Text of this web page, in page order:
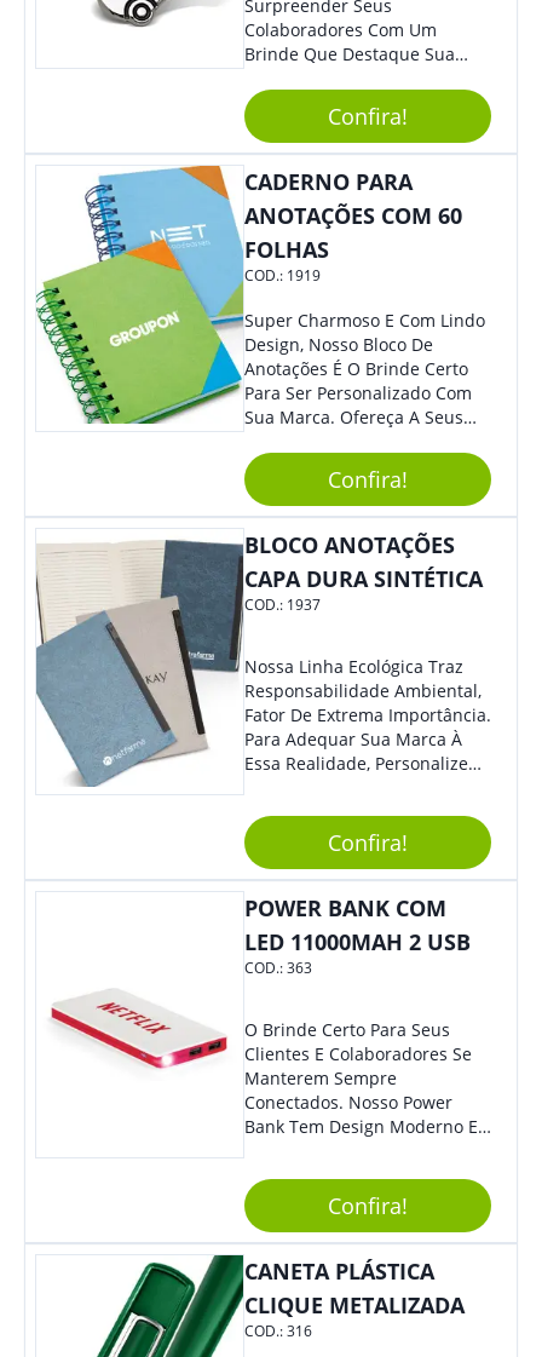
Surpreender Seus
Colaboradores Com Um
Brinde Que Destaque Sua
Formato De Carro É Ideal!
Elaborado Com Metal,
Material Resistente E Durável,
O Item Conta Também Com
Lindo Design.
Confira!
CADERNO PARA
ANOTAÇÕES COM 60
FOLHAS
COD.: 1919
Super Charmoso E Com Lindo
Design, Nosso Bloco De
Anotações É O Brinde Certo
Para Ser Personalizado Com
Sua Marca. Ofereça A Seus
Dúvidas Eles Irão Adorar.
Confira!
BLOCO ANOTAÇÕES
CAPA DURA SINTÉTICA
COD.: 1937
Nossa Linha Ecológica Traz
Responsabilidade Ambiental,
Fator De Extrema Importância.
Para Adequar Sua Marca À
Essa Realidade, Personalize
Anotações Com Post-It E
Caneta. Elaborado A Partir De
Material Reciclado, O Brinde
Também É Prático, Tornando-
Se Assim Excelente Para Uso
Cotidiano. Perfeito, Não É?!
Confira!
POWER BANK COM
LED 11000MAH 2 USB
COD.:363
O Brinde Certo Para Seus
Clientes E Colaboradores Se
Manterem Sempre
Conectados. Nosso Power
Bank Tem Design Moderno E
Na Bolsa Ou Na Mochila.
Compatível Com Diversos
Aparelhos, O Brinde É Super
Eficiente E Ágil, Ideal Para
Quem Busca Praticidade No
Dia A Dia. Personalize-O Com
Sua Marca E Tenha Ainda
Mais Destaque Em Eventos E
Confira!
CANETA PLÁSTICA
CLIQUE METALIZADA
COD.:316